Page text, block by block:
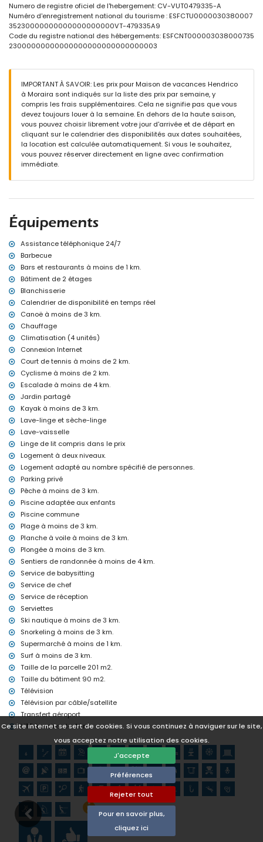
Ce site internet se sert de cookies. Si vous continuez à naviguer sur le site,
vous acceptez notre utilisation des cookies.
J'accepte
Préférences
Rejeter tout
Pour en savoir plus,
cliquez ici
suite
Chambre avec climatisation et 2 lits simples
Salle de bains en suite avec lavabo simple, douche et toilettes
Salle de bains avec lavabo simple, douche et toilettes
Piscine commune de 20m x 20m et 3m de profondeur
Piscine pour enfants
Jardin commun avec pelouse, gravier et arbres
3 terrasses, dont 1 couverte
Barbecue
Espace de détente et coin repas en extérieur
2 places de parking privées
Informations supplémentaires
Ville la plus proche à moins de 3 kilomètres de la maison
Plage la plus proche à moins de 3 kilomètres de la maison
maison)
Deuxième aéroport le plus proche : Valence (> 100 kilomètres)
Transport public à proximité : bus à moins de 2 kilomètres
Animaux non admis
L'hébergement est très adapté aux familles avec enfants
Installations et services inclus dans le prix de location de cette
maison de vacances
Internet (fibre optique)
Aspirateur, fer et planche à repasser
Linge de lit et serviettes
Service de réception et service d'urgence 24 heures sur 24
Chauffage central et climatisation
Installations et services en supplément
Service de navette aéroport
Service de cuisine, service de blanchisserie et service de
babysitting
Lit supplémentaire et lits/coucouches pour enfants (sur demande)
Divertissements et activités de loisirs pour vos vacances à
Moraira, Costa Blanca
Bar (à moins de 1000 mètres de la maison)
Discothèque et promenade (à moins de 5 kilomètres de la
maison)
Sites et culture à Moraira, Costa Blanca
Musée, église, château, ruines et lieu historique (à moins de 5
kilomètres de l'hébergement)
Sports
Tennis, randonnée, VTT, cyclisme, escalade, canoë, kayak, pêche,
plongée, snorkeling, surf, planche à voile et ski nautique (à moins
de 5 kilomètres de la maison)
Golf et équitation (à moins de 10 kilomètres de la maison)
Numero de registre oficiel de l'hebergement: CV-VUT0479335-A
Numéro d'enregistrement national du tourisme : ESFCTU0000030380007
35230000000000000000000VT-479335A9
Code du registre national des hébergements: ESFCNT000003038000735
23000000000000000000000000000003
IMPORTANT À SAVOIR: Les prix pour Maison de vacances Hendrico
à Moraira sont indiqués sur la liste des prix par semaine, y
compris les frais supplémentaires. Cela ne signifie pas que vous
devez toujours louer à la semaine. En dehors de la haute saison,
vous pouvez choisir librement votre jour d'arrivée et de départ en
cliquant sur le calendrier des disponibilités aux dates souhaitées,
la location est calculée automatiquement. Si vous le souhaitez,
vous pouvez réserver directement en ligne avec confirmation
immédiate.
Équipements
Assistance téléphonique 24/7
Barbecue
Bars et restaurants à moins de 1 km.
Bâtiment de 2 étages
Blanchisserie
Calendrier de disponibilité en temps réel
Canoë à moins de 3 km.
Chauffage
Climatisation (4 unités)
Connexion Internet
Court de tennis à moins de 2 km.
Cyclisme à moins de 2 km.
Escalade à moins de 4 km.
Jardin partagé
Kayak à moins de 3 km.
Lave-linge et sèche-linge
Lave-vaisselle
Linge de lit compris dans le prix
Logement à deux niveaux.
Logement adapté au nombre spécifié de personnes.
Parking privé
Pêche à moins de 3 km.
Piscine adaptée aux enfants
Piscine commune
Plage à moins de 3 km.
Planche à voile à moins de 3 km.
Plongée à moins de 3 km.
Sentiers de randonnée à moins de 4 km.
Service de babysitting
Service de chef
Service de réception
Serviettes
Ski nautique à moins de 3 km.
Snorkeling à moins de 3 km.
Supermarché à moins de 1 km.
Surf à moins de 3 km.
Taille de la parcelle 201 m2.
Taille du bâtiment 90 m2.
Télévision
Télévision par câble/satellite
Transfert aéroport
VTT à moins de 4 km.